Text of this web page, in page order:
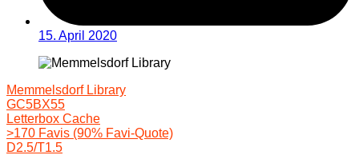
15. April 2020
Memmelsdorf Library
GC5BX55
Letterbox Cache
>170 Favis (90% Favi-Quote)
D2.5/T1.5